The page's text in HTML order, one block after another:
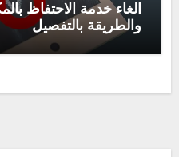
الغاء خدمة الاحتفاظ
والطريقة بالتفصيل